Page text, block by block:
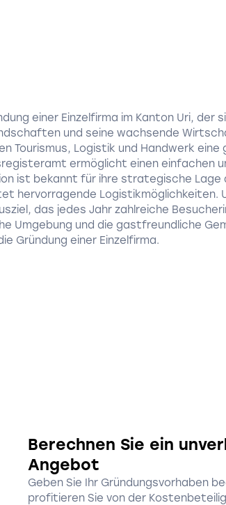
einer Einzelfirma im Kanton Uri, der
und seine wachsende
Tourismus, Logistik und Handwerk eine
ermöglicht einen einfachen
ist bekannt für ihre strategische Lage
hervorragende Logistikmöglichkeiten.
das jedes Jahr zahlreiche
Umgebung und die gastfreundliche
Gründung einer Einzelfirma.
Berechnen Sie ein
Angebot
Geben Sie Ihr Gründungsvorhaben
profitieren Sie von der